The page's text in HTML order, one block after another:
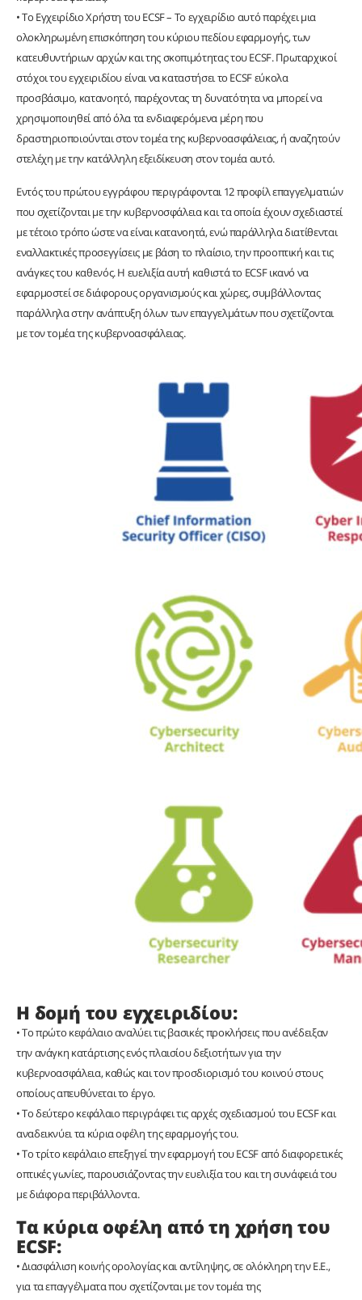
• Το Εγχειρίδιο Χρήστη του ECSF – Το εγχειρίδιο αυτό παρέχει μια
ολοκληρωμένη επισκόπηση του κύριου πεδίου εφαρμογής, των
κατευθυντήριων αρχών και της σκοπιμότητας του ECSF. Πρωταρχικοί
στόχοι του εγχειριδίου είναι να καταστήσει το ECSF εύκολα
προσβάσιμο, κατανοητό, παρέχοντας τη δυνατότητα να μπορεί να
χρησιμοποιηθεί από όλα τα ενδιαφερόμενα μέρη που
δραστηριοποιούνται στον τομέα της κυβερνοασφάλειας, ή αναζητούν
στελέχη με την κατάλληλη εξειδίκευση στον τομέα αυτό.
Εντός του πρώτου εγγράφου περιγράφονται 12 προφίλ επαγγελματιών
που σχετίζονται με την κυβερνοσφάλεια και τα οποία έχουν σχεδιαστεί
με τέτοιο τρόπο ώστε να είναι κατανοητά, ενώ παράλληλα διατίθενται
εναλλακτικές προσεγγίσεις με βάση το πλαίσιο, την προοπτική και τις
ανάγκες του καθενός. Η ευελιξία αυτή καθιστά το ECSF ικανό να
εφαρμοστεί σε διάφορους οργανισμούς και χώρες, συμβάλλοντας
παράλληλα στην ανάπτυξη όλων των επαγγελμάτων που σχετίζονται
με τον τομέα της κυβερνοασφάλειας.
Η δομή του εγχειριδίου:
• Το πρώτο κεφάλαιο αναλύει τις βασικές προκλήσεις που ανέδειξαν
την ανάγκη κατάρτισης ενός πλαισίου δεξιοτήτων για την
κυβερνοασφάλεια, καθώς και τον προσδιορισμό του κοινού στους
οποίους απευθύνεται το έργο.
• Το δεύτερο κεφάλαιο περιγράφει τις αρχές σχεδιασμού του ECSF και
αναδεικνύει τα κύρια οφέλη της εφαρμογής του.
• Το τρίτο κεφάλαιο επεξηγεί την εφαρμογή του ECSF από διαφορετικές
οπτικές γωνίες, παρουσιάζοντας την ευελιξία του και τη συνάφειά του
με διάφορα περιβάλλοντα.
Τα κύρια οφέλη από τη χρήση του
ECSF:
• Διασφάλιση κοινής ορολογίας και αντίληψης, σε ολόκληρη την Ε.Ε.,
για τα επαγγέλματα που σχετίζονται με τον τομέα της